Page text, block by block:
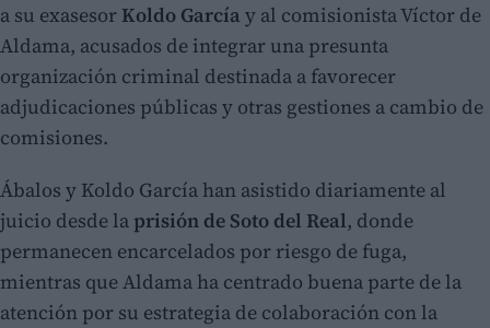
a su exasesor Koldo García y al comisionista Víctor de
Aldama, acusados de integrar una presunta
organización criminal destinada a favorecer
adjudicaciones públicas y otras gestiones a cambio de
comisiones.
Ábalos y Koldo García han asistido diariamente al
juicio desde laprisión de Soto del Real, donde
permanecen encarcelados por riesgo de fuga,
mientras que Aldama ha centrado buena parte de la
atención por su estrategia de colaboración con la